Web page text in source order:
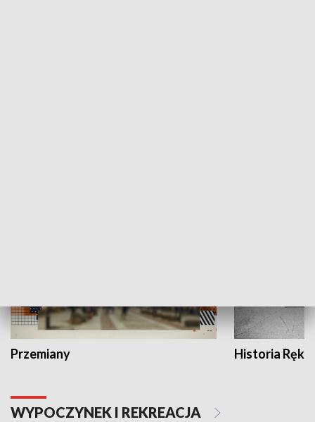
Przemiany Historia Ręką
WYPOCZYNEK I REKREACJA